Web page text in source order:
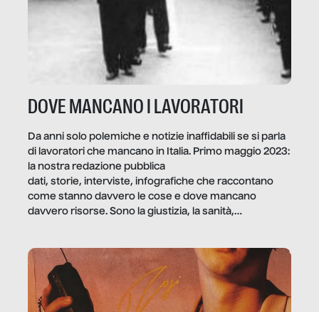
DOVE MANCANO I LAVORATORI
Da anni solo polemiche e notizie inaffidabili se si parla
di lavoratori che mancano in Italia. Primo maggio 2023:
la nostra redazione pubblica
dati, storie, interviste, infografiche che raccontano
come stanno davvero le cose e dove mancano
davvero risorse. Sono la giustizia, la sanità,